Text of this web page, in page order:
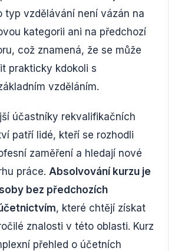
typ vzdělávání není vázán na
kategorii ani na předchozí
což znamená, že se může
prakticky kdokoli s
vzděláním.
účastníky rekvalifikačních
patří lidé, kteří se rozhodli
zaměření a hledají nové
práce. Absolvování kurzu je
bez předchozích
, které chtějí získat
znalosti v této oblasti. Kurz
přehled o účetních